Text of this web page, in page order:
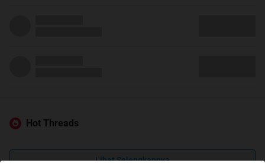
Hot Threads
Lihat Selengkapnya